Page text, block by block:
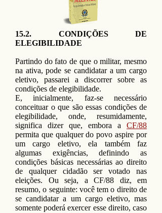
15.2. CONDIÇÕES DE
ELEGIBILIDADE
Partindo do fato de que o militar, mesmo
na ativa, pode se candidatar a um cargo
eletivo, passarei a discorrer sobre as
condições de elegibilidade.
E, inicialmente, faz-se necessário
conceituar o que são essas condições de
elegibilidade, onde, resumidamente,
significa dizer que, embora a CF/88
permita que qualquer do povo aspire por
um cargo eletivo, ela também faz
algumas exigências, definindo as
condições básicas necessárias ao direito
de qualquer cidadão ser votado nas
eleições. Ou seja, a CF/88 diz, em
resumo, o seguinte: você tem o direito de
se candidatar a um cargo eletivo, mas
somente poderá exercer esse direito, caso